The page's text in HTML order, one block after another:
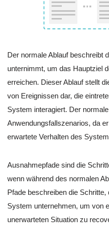
Der normale Ablauf beschreibt
unternimmt, um das Hauptziel
erreichen. Dieser Ablauf stellt
von Ereignissen dar, die
System interagiert. Der
Anwendungsfallszenarios, da
erwartete Verhalten des
Ausnahmepfade sind die
wenn während des normalen
Pfade beschreiben die
System unternehmen, um von
unerwarteten Situation zu